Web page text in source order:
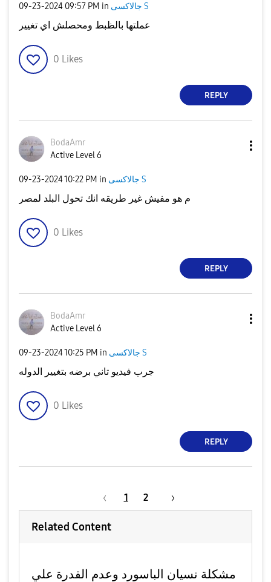
‎09-23-2024 09:57 PM in جالاكسى S
عملتها بالظبط ومحصلش اي تغيير
0 Likes
REPLY
BodaAmr
Active Level 6
‎09-23-202410:22 PM in جالاكسى S
م هو مفيش غير طريقه انك تحول البلد لمصر
0 Likes
REPLY
BodaAmr
Active Level 6
‎09-23-202410:25 PM in جالاكسى S
جرب فيديو تاني برضه بتغيير الدوله
0 Likes
REPLY
1 2
Related Content
مشكلة نسيان الباسورد وعدم القدرة علي